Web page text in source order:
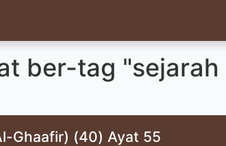
ber-tag "sejarah
Ghaafir) (40) Ayat 55